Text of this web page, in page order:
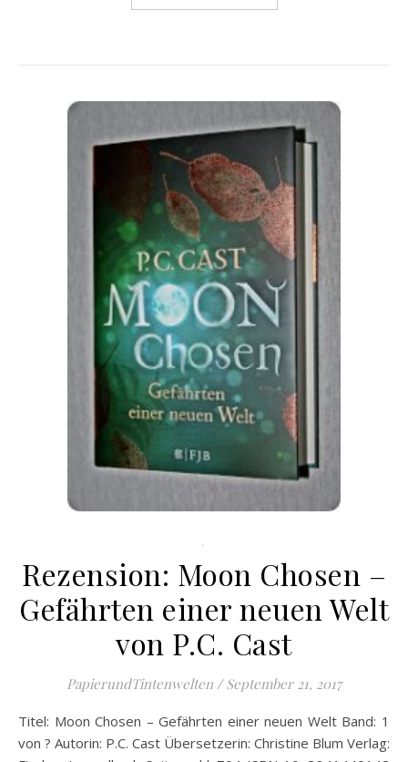
.
Rezension: Moon Chosen –
Gefährten einer neuen Welt
von P.C. Cast
PapierundTintenwelten / September 21, 2017
Titel: Moon Chosen – Gefährten einer neuen Welt Band: 1
von ? Autorin: P.C. Cast Übersetzerin: Christine Blum Verlag: